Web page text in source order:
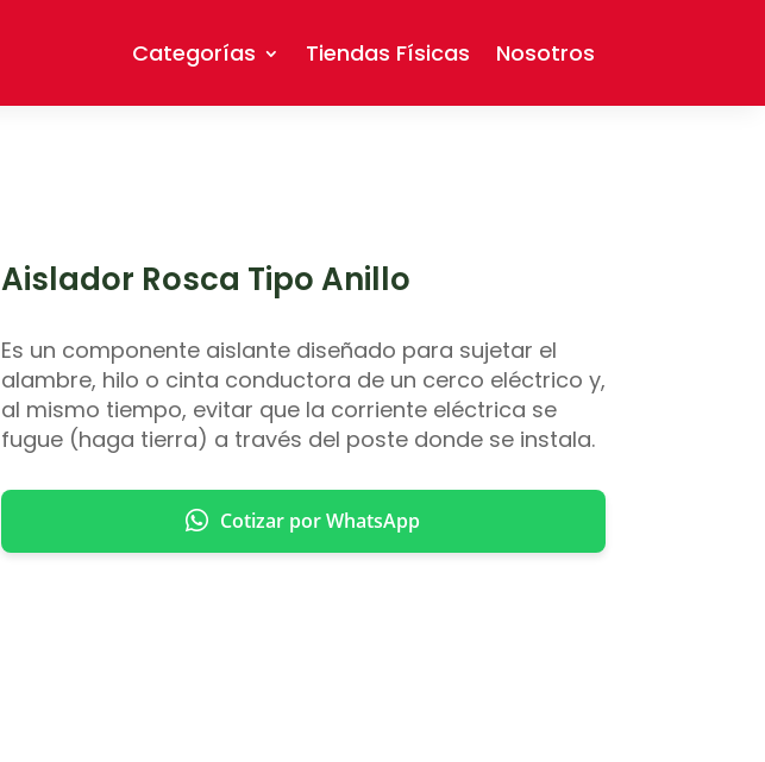
Categorías Tiendas Físicas Nosotros
Aislador Rosca Tipo Anillo
Es un componente aislante diseñado para sujetar el
alambre, hilo o cinta conductora de un cerco eléctrico y,
al mismo tiempo, evitar que la corriente eléctrica se
fugue (haga tierra) a través del poste donde se instala.
Cotizar por WhatsApp